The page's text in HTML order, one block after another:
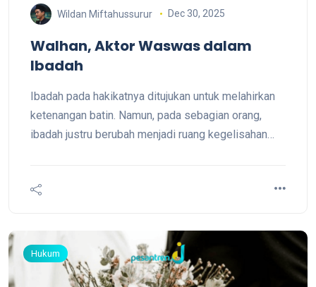
Wildan Miftahussurur Dec 30, 2025
Walhan, Aktor Waswas dalam
Ibadah
Ibadah pada hakikatnya ditujukan untuk melahirkan
ketenangan batin. Namun, pada sebagian orang,
ibadah justru berubah menjadi ruang kegelisahan
masih ada yang kurang. Keraguan yang berulang ini
kerap menyamar sebagai sikap kehati-hatian dalam
beragama, padahal perlah
Hukum